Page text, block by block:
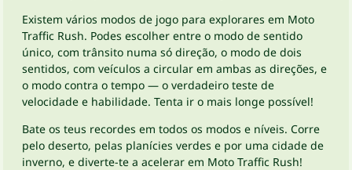
Existem vários modos de jogo para explorares em Moto
Traffic Rush. Podes escolher entre o modo de sentido
único, com trânsito numa só direção, o modo de dois
sentidos, com veículos a circular em ambas as direções, e
o modo contra o tempo — o verdadeiro teste de
velocidade e habilidade. Tenta ir o mais longe possível!
Bate os teus recordes em todos os modos e níveis. Corre
pelo deserto, pelas planícies verdes e por uma cidade de
inverno, e diverte-te a acelerar em Moto Traffic Rush!